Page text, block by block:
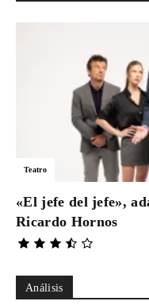
Teatro
«El jefe del jefe»,
Ricardo Hornos
Análisis